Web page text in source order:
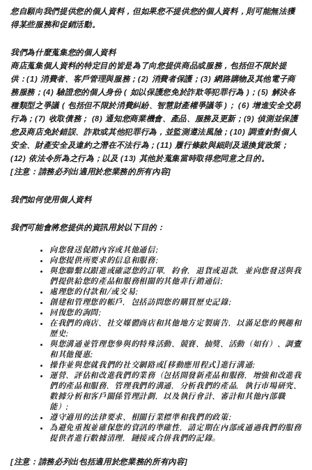
您自願向我們提供您的個人資料，但如果您不提供您的個人資料，則可能無法獲
得某些服務和促銷活動。
我們為什麼蒐集您的個人資料
商店蒐集個人資料的特定目的皆是為了向您提供商品或服務，包括但不限於提
供：(1) 消費者、客戶管理與服務；(2) 消費者保護；(3) 網路購物及其他電子商
務服務；(4) 驗證您的個人身份 ( 如以保護您免於詐欺等犯罪行為 )；(5) 解決各
種類型之爭議 ( 包括但不限於消費糾紛、智慧財產權爭議等 )； (6) 增進安全交易
行為；(7) 收取債務； (8) 通知您商業機會、產品、服務及更新；(9) 偵測並保護
您及商店免於錯誤、詐欺或其他犯罪行為，並監測遵法風險；(10) 調查針對個人
安全、財產安全及違約之潛在不法行為；(11) 履行條款與細則及退換貨政策；
(12) 依法令所為之行為；以及 (13) 其他於蒐集當時取得您同意之目的。
[注意：請務必列出適用於您業務的所有內容]
我們如何使用個人資料
我們可能會將您提供的資訊用於以下目的：
向您發送促銷內容或其他通信;
向您提供所要求的信息和服務;
與您聯繫以跟進或確認您的訂單，約會，退貨或退款，並向您發送與我
們提供給您的產品和服務相關的其他非行銷通信;
處理您的付款和/或交易;
創建和管理您的帳戶，包括訪問您的購買歷史記錄;
回復您的詢問;
在我們的商店、社交媒體商店和其他地方定製廣告，以滿足您的興趣和
歷史;
與您溝通並管理您參與的特殊活動、競賽、抽獎、活動（如有）、調查
和其他優惠;
操作並與您就我們的社交網路或[移動應用程式]進行溝通;
運營、評估和改進我們的業務（包括開發新產品和服務，增強和改進我
們的產品和服務，管理我們的溝通，分析我們的產品，執行市場研究、
數據分析和客戶關係管理計劃，以及執行會計、審計和其他內部職
能）;
遵守適用的法律要求、相關行業標準和我們的政策;
為避免重複並確保您的資訊的準確性，請定期在內部或通過我們的服務
提供者進行數據清理，鏈接或合併我們的記錄。
[注意：請務必列出包括適用於您業務的所有內容]